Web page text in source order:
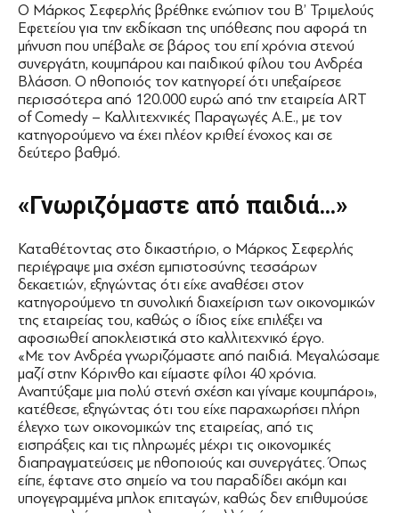
Ο Μάρκος Σεφερλής βρέθηκε ενώπιον του Β’ Τριμελούς
Εφετείου για την εκδίκαση της υπόθεσης που αφορά τη
μήνυση που υπέβαλε σε βάρος του επί χρόνια στενού
συνεργάτη, κουμπάρου και παιδικού φίλου του Ανδρέα
Βλάσση. Ο ηθοποιός τον κατηγορεί ότι υπεξαίρεσε
περισσότερα από 120.000 ευρώ από την εταιρεία ART
of Comedy – Καλλιτεχνικές Παραγωγές Α.Ε., με τον
κατηγορούμενο να έχει πλέον κριθεί ένοχος και σε
δεύτερο βαθμό.
«Γνωριζόμαστε από παιδιά…»
Καταθέτοντας στο δικαστήριο, ο Μάρκος Σεφερλής
περιέγραψε μια σχέση εμπιστοσύνης τεσσάρων
δεκαετιών, εξηγώντας ότι είχε αναθέσει στον
κατηγορούμενο τη συνολική διαχείριση των οικονομικών
της εταιρείας του, καθώς ο ίδιος είχε επιλέξει να
αφοσιωθεί αποκλειστικά στο καλλιτεχνικό έργο.
«Με τον Ανδρέα γνωριζόμαστε από παιδιά. Μεγαλώσαμε
μαζί στην Κόρινθο και είμαστε φίλοι 40 χρόνια.
Αναπτύξαμε μια πολύ στενή σχέση και γίναμε κουμπάροι»,
κατέθεσε, εξηγώντας ότι του είχε παραχωρήσει πλήρη
έλεγχο των οικονομικών της εταιρείας, από τις
εισπράξεις και τις πληρωμές μέχρι τις οικονομικές
διαπραγματεύσεις με ηθοποιούς και συνεργάτες. Όπως
είπε, έφτανε στο σημείο να του παραδίδει ακόμη και
υπογεγραμμένα μπλοκ επιταγών, καθώς δεν επιθυμούσε